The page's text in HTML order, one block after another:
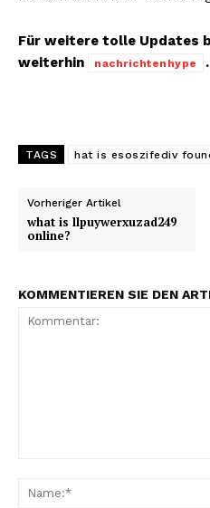
Für weitere tolle Updates
weiterhin
nachrichtenhype .
TAGS hat is esoszifediv
Vorheriger Artikel
what is llpuywerxuzad249
online?
KOMMENTIEREN SIE DEN